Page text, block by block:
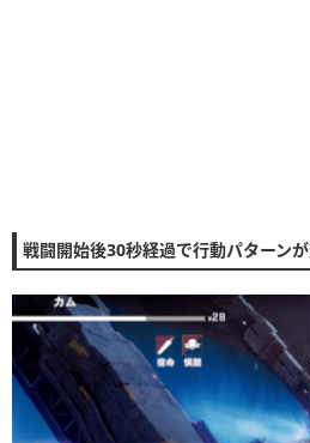
戦闘開始後30秒経過で行動パターン